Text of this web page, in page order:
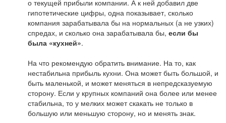
о текущей прибыли компании. А к ней добавил две
гипотетические цифры, одна показывает, сколько
компания зарабатывала бы на нормальных (а не узких)
спредах, и сколько она зарабатывала бы, если бы
была «кухней».
На что рекомендую обратить внимание. На то, как
нестабильна прибыль кухни. Она может быть большой, и
быть маленькой, и может меняться в непредсказуемую
сторону. Если у крупных компаний она более или менее
стабильна, то у мелких может скакать не только в
большую или меньшую сторону, но и менять знак.